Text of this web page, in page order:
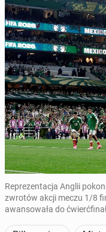
Reprezentacja Anglii
zwrotów akcji meczu 1/8
awansowała do